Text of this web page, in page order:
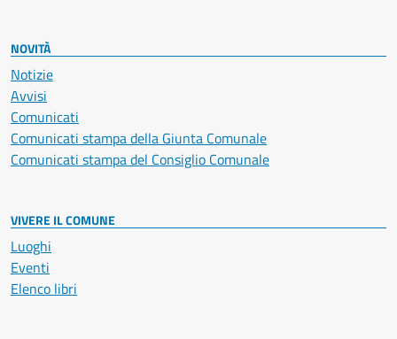
NOVITÀ
Notizie
Avvisi
Comunicati
Comunicati stampa della Giunta Comunale
Comunicati stampa del Consiglio Comunale
VIVERE IL COMUNE
Luoghi
Eventi
Elenco libri